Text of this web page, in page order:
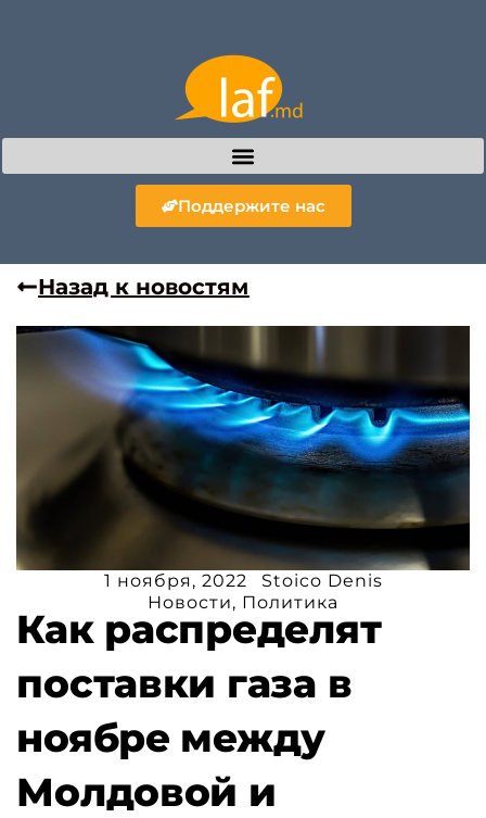
Поддержите нас
Назад к новостям
1 ноября, 2022
Stoico Denis
Новости, Политика
Как распределят
поставки газа в
ноябре между
Молдовой и